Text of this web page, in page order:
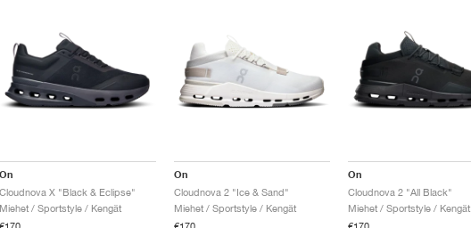
On
Cloudnova X "Black & Eclipse"
Miehet / Sportstyle / Kengät
On
Cloudnova 2 "Ice & Sand"
Miehet / Sportstyle / Kengät
On
Cloudnova 2 "All Black"
Miehet / Sportstyle / Kengät